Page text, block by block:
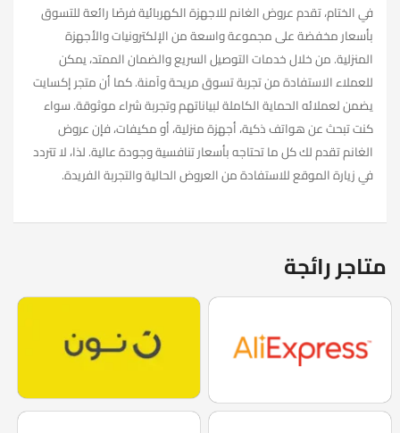
في الختام، تقدم عروض الغانم للاجهزة الكهربائية فرصًا رائعة للتسوق
بأسعار مخفضة على مجموعة واسعة من الإلكترونيات والأجهزة
المنزلية. من خلال خدمات التوصيل السريع والضمان الممتد، يمكن
للعملاء الاستفادة من تجربة تسوق مريحة وآمنة. كما أن متجر إكسايت
يضمن لعملائه الحماية الكاملة لبياناتهم وتجربة شراء موثوقة. سواء
كنت تبحث عن هواتف ذكية، أجهزة منزلية، أو مكيفات، فإن عروض
الغانم تقدم لك كل ما تحتاجه بأسعار تنافسية وجودة عالية. لذا، لا تتردد
في زيارة الموقع للاستفادة من العروض الحالية والتجربة الفريدة.
متاجر رائجة